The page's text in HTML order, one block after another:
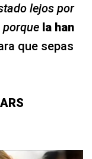
lejos por
la han
que sepas